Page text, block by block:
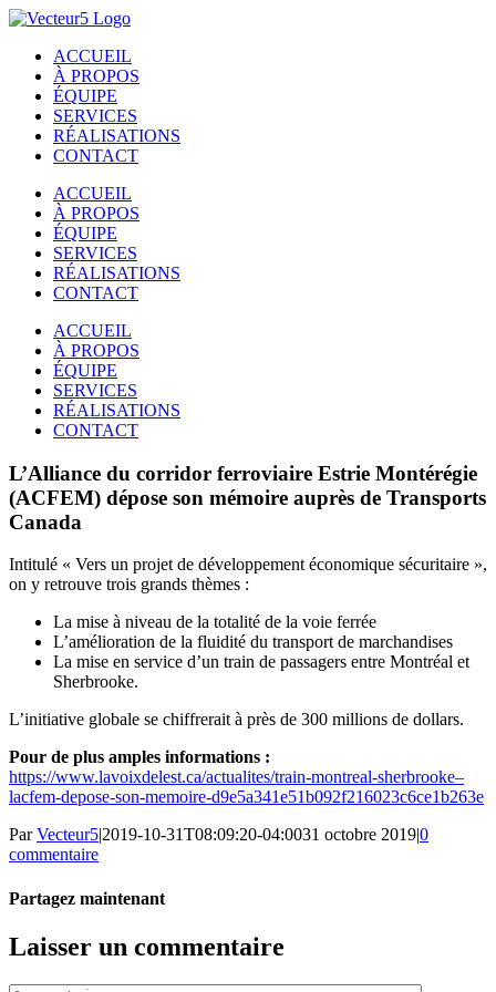
Passer
contenuACCUEIL
À PROPOS
ÉQUIPE
SERVICES
RÉALISATIONS
CONTACT
ACCUEIL
À PROPOS
ÉQUIPE
SERVICES
RÉALISATIONS
CONTACT
ACCUEIL
À PROPOS
ÉQUIPE
SERVICES
RÉALISATIONS
CONTACT
L’Alliance du corridor ferroviaire Estrie Montérégie
(ACFEM) dépose son mémoire auprès de Transports
Canada
Intitulé « Vers un projet de développement économique sécuritaire »,
on y retrouve trois grands thèmes :
La mise à niveau de la totalité de la voie ferrée
L’amélioration de la fluidité du transport de marchandises
La mise en service d’un train de passagers entre Montréal et
Sherbrooke.
L’initiative globale se chiffrerait à près de 300 millions de dollars.
Pour de plus amples informations :
https://www.lavoixdelest.ca/actualites/train-montreal-sherbrooke–
lacfem-depose-son-memoire-d9e5a341e51b092f216023c6ce1b263e
ParVecteur5|2019-10-31T08:09:20-04:0031 octobre 2019|0
commentaire
Partagez maintenant
Facebook
Twitter
LinkedIn
Tumblr
Pinterest
Email
Laisser un commentaire